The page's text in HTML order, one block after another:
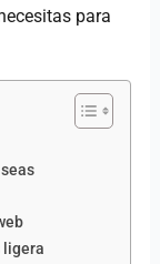
para
ligera